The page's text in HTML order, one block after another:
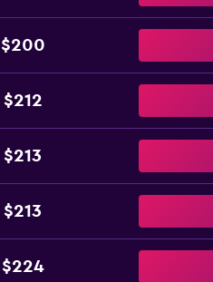
$200
$212
$213
$213
$224